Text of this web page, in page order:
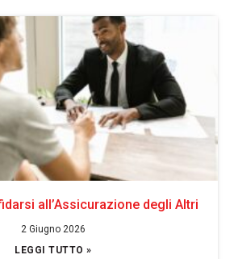
all’Assicurazione degli Altri
2 Giugno 2026
LEGGI TUTTO »